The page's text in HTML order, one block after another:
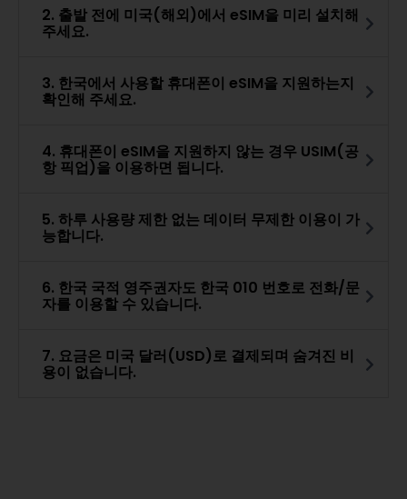
2. 출발 전에 미국(해외)에서 eSIM을 미리 설치해
주세요.
3. 한국에서 사용할 휴대폰이 eSIM을 지원하는지
확인해 주세요.
4. 휴대폰이 eSIM을 지원하지 않는 경우 USIM(공
항 픽업)을 이용하면 됩니다.
5. 하루 사용량 제한 없는 데이터 무제한 이용이 가
능합니다.
6. 한국 국적 영주권자도 한국 010 번호로 전화/문
자를 이용할 수 있습니다.
7. 요금은 미국 달러(USD)로 결제되며 숨겨진 비
용이 없습니다.